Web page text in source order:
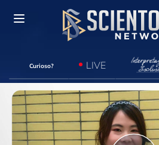
Curioso? LIVE